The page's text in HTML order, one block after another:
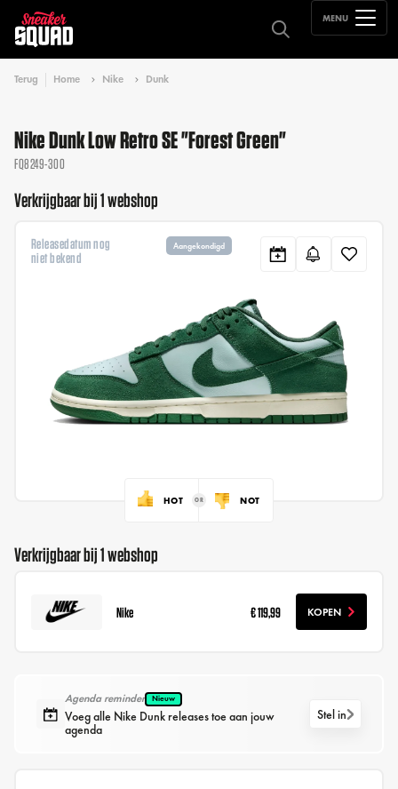
MENU
Terug Home Nike Dunk
Nike Dunk Low Retro SE "Forest Green"
FQ8249-300
Verkrijgbaar bij 1 webshop
Releasedatum nog
niet bekend
Aangekondigd
HOT NOT
Verkrijgbaar bij 1 webshop
Nike € 119,99 KOPEN
Agenda reminder Nieuw
Voeg alle Nike Dunk releases toe aan jouw
agenda
Stel in